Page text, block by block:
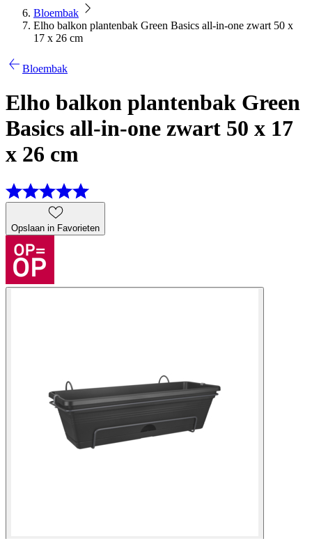
Bloembak
Elho balkon plantenbak Green Basics all-in-one zwart 50 x
17 x 26 cm
Bloembak
Elho balkon plantenbak Green
Basics all-in-one zwart 50 x 17
x 26 cm
Opslaan in Favorieten